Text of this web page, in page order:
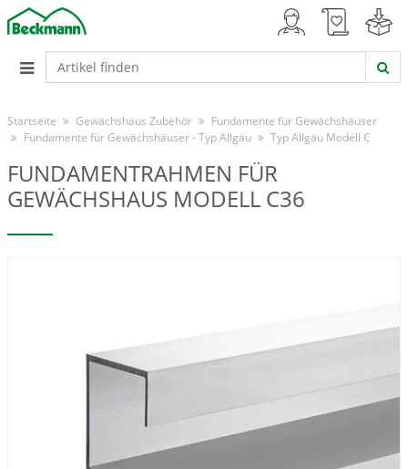
Startseite Gewächshaus Zubehör
Fundamente für Gewächshäuser
Fundamente für Gewächshäuser - Typ Allgäu
Typ Allgäu Modell C
FUNDAMENTRAHMEN FÜR
GEWÄCHSHAUS MODELL C36